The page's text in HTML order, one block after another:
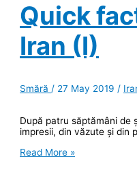
Quick
Iran (I)
Smără / 27 May 2019 /
După patru săptămâni de
impresii, din văzute și din
Quick
Read More »